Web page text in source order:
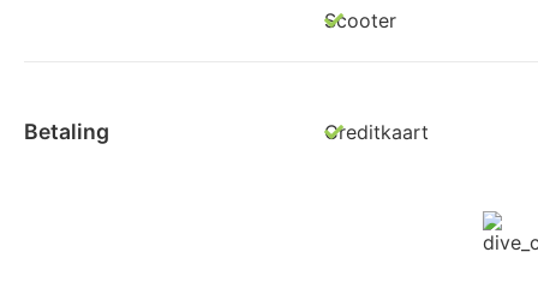
Scooter
Betaling Creditkaart